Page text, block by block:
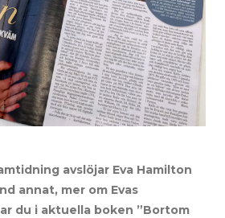
avslöjar Eva Hamilton
annat, mer om Evas
du i aktuella boken ”Bortom